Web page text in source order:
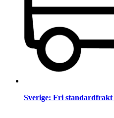
Sverige: Fri standardfrakt